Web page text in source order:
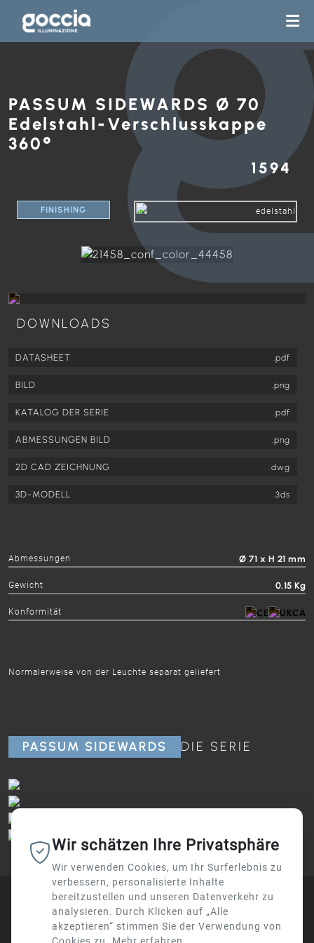
PASSUM SIDEWARDS Ø 70
Edelstahl-Verschlusskappe
360°
1594
FINISHING IN edelstahl
DOWNLOADS
DATASHEET .pdf
BILD .png
KATALOG DER SERIE .pdf
ABMESSUNGEN BILD .png
2D CAD ZEICHNUNG .dwg
3D-MODELL .3ds
Abmessungen Ø 71 x H 21 mm
Gewicht 0.15 Kg
Konformität
Normalerweise von der Leuchte separat geliefert
PASSUM SIDEWARDS DIE SERIE
Wir schätzen Ihre Privatsphäre
Wir verwenden Cookies, um Ihr Surferlebnis zu
verbessern, personalisierte Inhalte
bereitzustellen und unseren Datenverkehr zu
analysieren. Durch Klicken auf „Alle
akzeptieren“ stimmen Sie der Verwendung von